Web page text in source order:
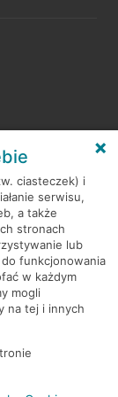
ciasteczek) i
serwisu,
a także
stronach
lub
funkcjonowania
w każdym
mogli
na tej i innych